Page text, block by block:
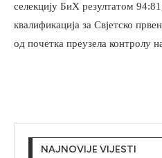
селекцију БиХ резултатом
квалификација за Свјетско
од почетка преузела контролу
NAJNOVIJE VIJESTI